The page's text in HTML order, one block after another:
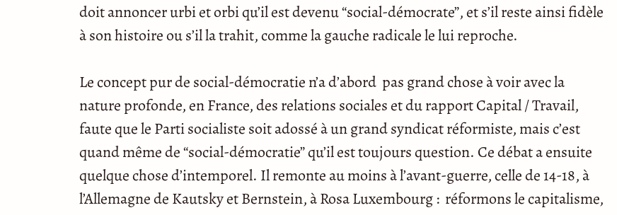
doit annoncer urbi et orbi qu’il est devenu “social-démocrate”, et s’il reste ainsi fidèle
à son histoire ou s’il la trahit, comme la gauche radicale le lui reproche.
Le concept pur de social-démocratie n’a d’abord pas grand chose à voir avec la
nature profonde, en France, des relations sociales et du rapport Capital / Travail,
faute que le Parti socialiste soit adossé à un grand syndicat réformiste, mais c’est
quand même de “social-démocratie” qu’il est toujours question. Ce débat a ensuite
quelque chose d’intemporel. Il remonte au moins à l’avant-guerre, celle de 14-18, à
l’Allemagne de Kautsky et Bernstein, à Rosa Luxembourg : réformons le capitalisme,